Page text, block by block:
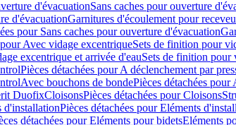
d'évacuationSans caches pour ouverture
d'évacuationGarnitures d'écoulement pour
pour Sans caches pour ouverture d'évacuation
Avec vidage excentriqueSets de finition pour
excentrique et arrivée d'eauSets de finition pour
Pièces détachées pour A déclenchement par
Avec bouchons de bondePièces détachées
DuofixCloisonsPièces détachées pour Cloisons
d'installationPièces détachées pour Eléments
détachées pour Eléments pour bidetsEléments